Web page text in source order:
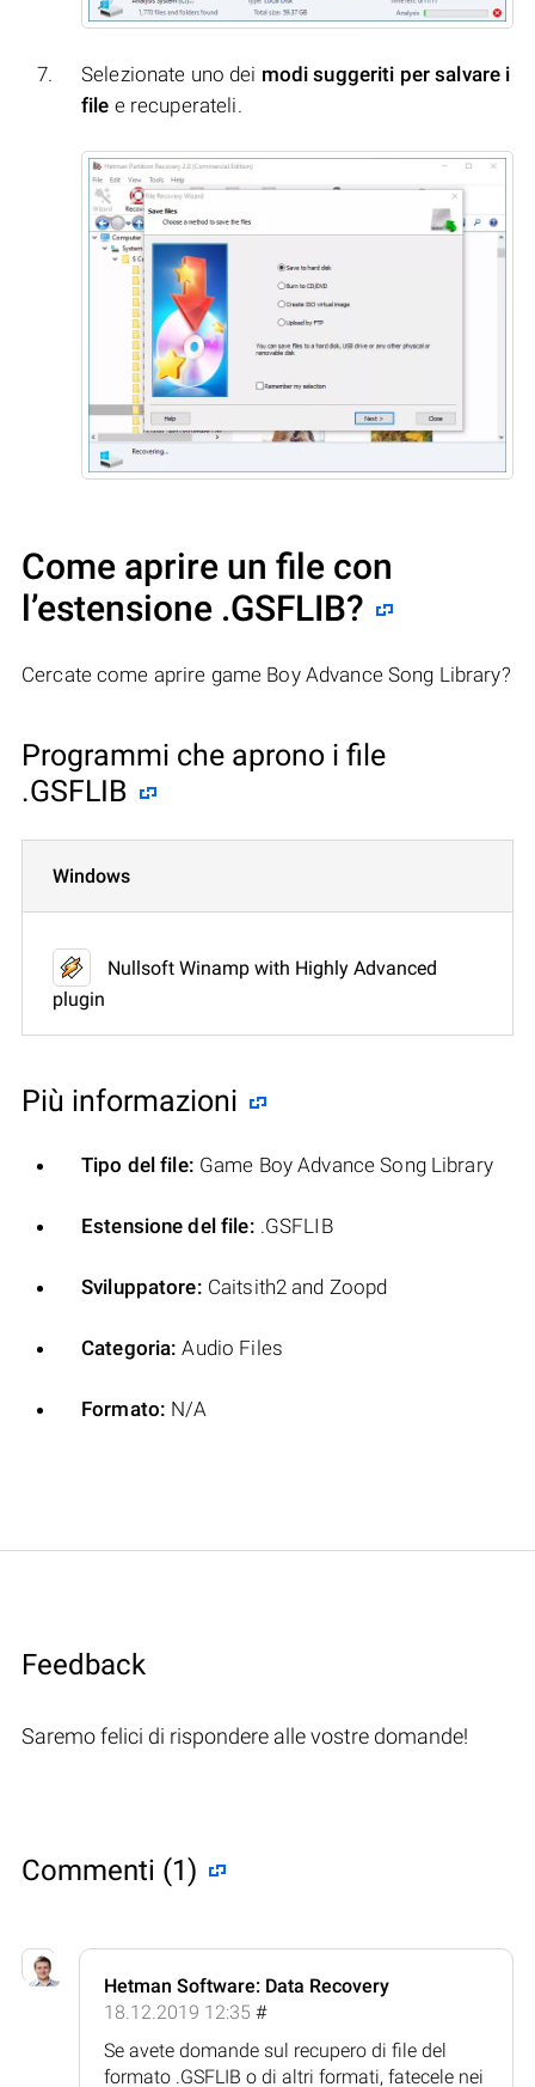
Selezionate uno dei modi suggeriti per salvare i
file e recuperateli.
Come aprire un file con
l’estensione .GSFLIB?
Cercate come aprire game Boy Advance Song Library?
Programmi che aprono i file
.GSFLIB
Windows
Nullsoft Winamp with Highly Advanced
plugin
Più informazioni
Tipo del file: Game Boy Advance Song Library
Estensione del file: .GSFLIB
Sviluppatore: Caitsith2 and Zoopd
Categoria: Audio Files
Formato: N/A
Feedback
Saremo felici di rispondere alle vostre domande!
Commenti (1)
Hetman Software: Data Recovery
18.12.2019 12:35 #
Se avete domande sul recupero di file del
formato .GSFLIB o di altri formati, fatecele nei